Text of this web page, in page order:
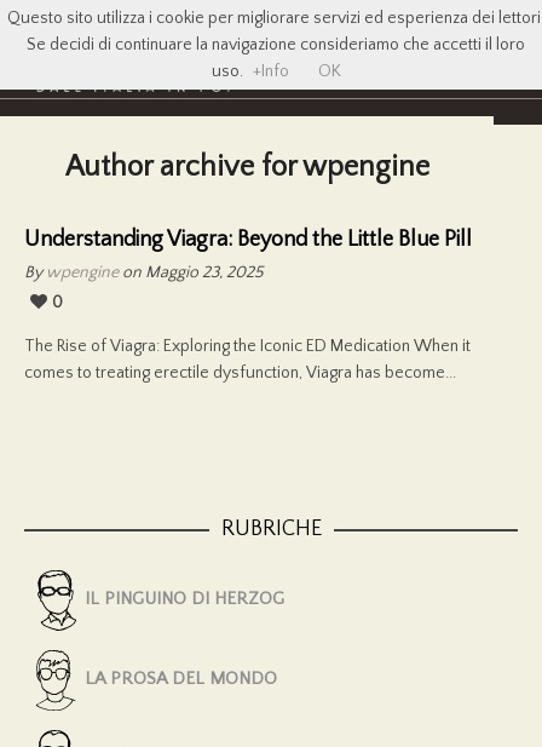
Author archive for wpengine
Understanding Viagra: Beyond the Little Blue Pill
Bywpengineon Maggio 23, 2025
0
The Rise of Viagra: Exploring the Iconic ED Medication When it
comes to treating erectile dysfunction, Viagra has become...
RUBRICHE
IL PINGUINO DI HERZOG
LA PROSA DEL MONDO
Questo sito utilizza i cookie per migliorare servizi ed esperienza dei
Se decidi di continuare la navigazione consideriamo che accetti il loro
uso. +Info OK